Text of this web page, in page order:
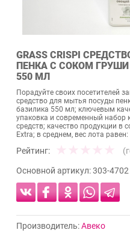
GRASS CRISPI
ПЕНКА С СОКОМ
550 МЛ
Порадуйте своих посетителей
средство для мытья посуды
базилика 550 мл; ключевым
упаковка и современный набор
средств; качество продукции в
Extra; в среднем, вес лота равен:
Рейтинг:
Основной артикул:303-4702
Производитель:Авеко